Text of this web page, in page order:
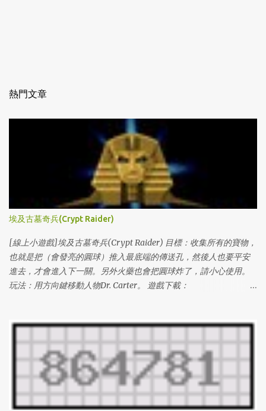
熱門文章
埃及古墓奇兵(Crypt Raider)
[線上小遊戲]埃及古墓奇兵(Crypt Raider) 目標：收集所有的寶物，
也就是把（會發亮的圓球）推入最底端的傳送孔，然後人也要平安
進去，才會進入下一關。另外火藥也會把圓球炸了，請小心使用。
玩法：用方向鍵移動人物Dr. Carter。 遊戲下載：
100) & levelcodes) 1 l3VIFNXL6O0 2 l1GDCJTH4BU 3 lDIIBX80DTS
4 lZ4DJKCGM46 5 lY8BUJAAHML 6 l3DQ84AHPJ2 7
lUATCLAZHAU 8 lKPU91XGSMG 9 lXPQ5V9CO5S 10 lPXAA197342
11 lUZLUV05WJ5 12 lIHFREW7HFB 13 l8I1NH0NLMS 14
lL0LOD3SNZQ 15 lV9HLCQJW0Z 16 lWVJKG7WORV 17